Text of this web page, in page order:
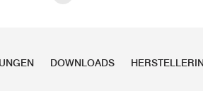
DOWNLOADS